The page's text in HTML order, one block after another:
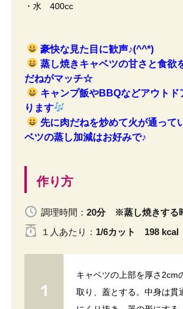
・水 400cc
豪快な見た目に歓声♪(^^*)
蒸し焼きキャベツの甘さと食欲
だねがマッチ☆
キャンプ飯やBBQなどアウトド
ります
先に肉だねを炒めて火が通って
ベツの蒸し加減はお好みで♪
作り方
調理時間： 20分 ※蒸し焼きする
１人 あたり ： 1/6カット 198 kcal
キャベツの上部を厚さ2cm
取り、蓋とする。中身は貫